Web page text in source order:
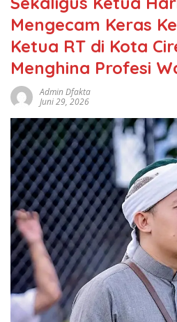
Mengecam Keras
Ketua RT di Kota
Menghina Profesi
Admin Dfakta
Juni 29, 2026